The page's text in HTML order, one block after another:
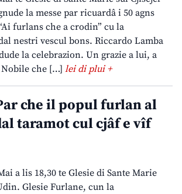
la messe par ricuardâ i 50 agns
furlans che a crodin” cu la
nestri vescul bons. Riccardo Lamba
la celebrazion. Un grazie a lui, a
che […] lei di plui +
che il popul furlan al
taramot cul cjâf e vîf
a lis 18,30 te Glesie di Sante Marie
Glesie Furlane, cun la